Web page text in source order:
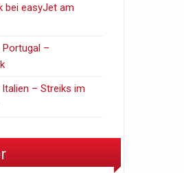
bei easyJet am
–
– Streiks im